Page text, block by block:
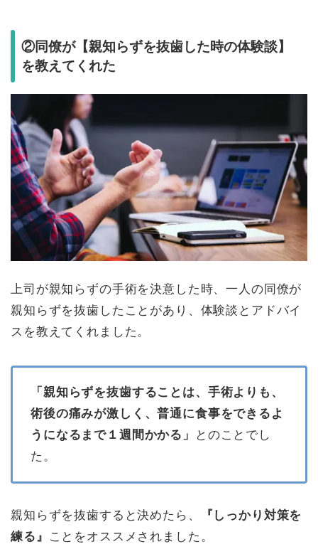
②同僚が【親知らずを抜歯した時の体験談】
を教えてくれた
上司が親知らずの手術を決意した時、一人の同僚が
親知らずを抜歯したことがあり、体験談とアドバイ
スを教えてくれました。
「親知らずを抜歯することは、手術よりも、
術後の痛みが激しく、普通に食事をできるよ
うになるまで１週間かかる」
とのことでし
た。
親知らずを抜歯すると決めたら、
『しっかり対策を
練る』
ことをオススメされました。